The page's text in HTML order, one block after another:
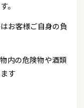
。
お客様ご自身の負
内の危険物や酒類
す